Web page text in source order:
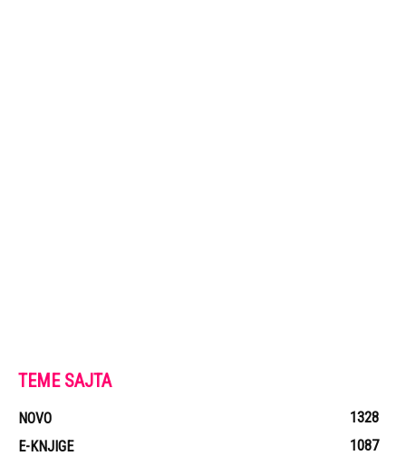
TEME SAJTA
NOVO
1328
E-KNJIGE
1087